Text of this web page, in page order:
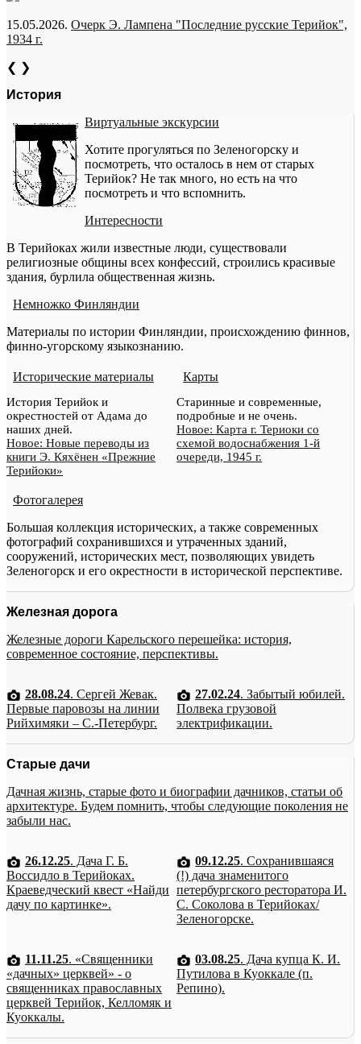
15.05.2026. Очерк Э. Лампена "Последние русские Терийок",
1934 г.
❮ ❯
История
Виртуальные экскурсии
Хотите прогуляться по Зеленогорску и
посмотреть, что осталось в нем от старых
Терийок? Не так много, но есть на что
посмотреть и что вспомнить.
Интересности
В Терийоках жили известные люди, существовали
религиозные общины всех конфессий, строились красивые
здания, бурлила общественная жизнь.
Немножко Финляндии
Материалы по истории Финляндии, происхождению финнов,
финно-угорскому языкознанию.
Исторические материалы
История Терийок и
окрестностей от Адама до
наших дней.
Новое: Новые переводы из
книги Э. Кяхёнен «Прежние
Терийоки»
Карты
Старинные и современные,
подробные и не очень.
Новое: Карта г. Териоки со
схемой водоснабжения 1-й
очереди, 1945 г.
Фотогалерея
Большая коллекция исторических, а также современных
фотографий сохранившихся и утраченных зданий,
сооружений, исторических мест, позволяющих увидеть
Зеленогорск и его окрестности в исторической перспективе.
Железная дорога
Железные дороги Карельского перешейка: история,
современное состояние, перспективы.
28.08.24. Сергей Жевак.
Первые паровозы на линии
Рийхимяки – С.-Петербург.
27.02.24. Забытый юбилей.
Полвека грузовой
электрификации.
Старые дачи
Дачная жизнь, старые фото и биографии дачников, статьи об
архитектуре. Будем помнить, чтобы следующие поколения не
забыли нас.
26.12.25. Дача Г. Б.
Воссидло в Терийоках.
Краеведческий квест «Найди
дачу по картинке».
09.12.25. Сохранившаяся
(!) дача знаменитого
петербургского ресторатора И.
С. Соколова в Терийоках/
Зеленогорске.
11.11.25. «Священники
«дачных» церквей» - о
священниках православных
церквей Терийок, Келломяк и
Куоккалы.
03.08.25. Дача купца К. И.
Путилова в Куоккале (п.
Репино).